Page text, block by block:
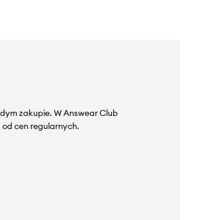
zakupie. W Answear Club
cen regularnych.